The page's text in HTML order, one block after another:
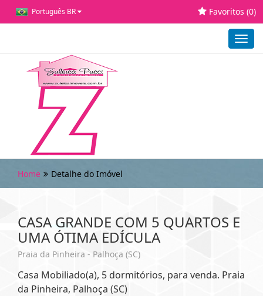
Português BR Favoritos (0)
Home Detalhe do Imóvel
CASA GRANDE COM 5 QUARTOS E
UMA ÓTIMA EDÍCULA
Praia da Pinheira - Palhoça (SC)
Casa Mobiliado(a), 5 dormitórios, para venda. Praia
da Pinheira, Palhoça (SC)